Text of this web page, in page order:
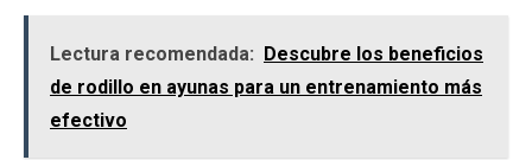
Lectura recomendada:
Descubre los beneficios
de rodillo en ayunas para un entrenamiento más
efectivo